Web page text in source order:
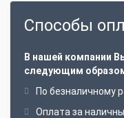
Способы
В нашей компании
следующим
По безналичному
Оплата за